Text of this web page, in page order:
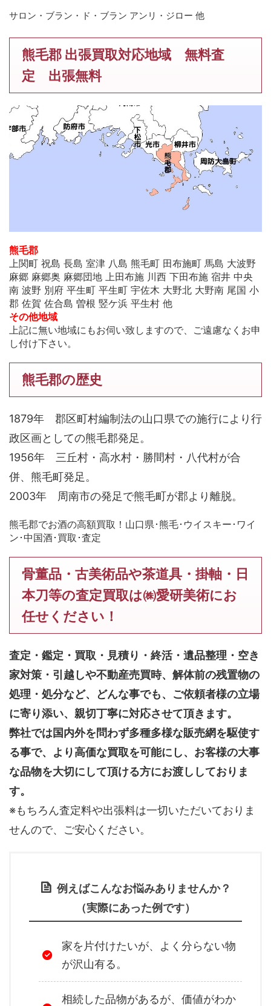
サロン・ブラン・ド・ブラン アンリ・ジロー 他
熊毛郡 出張買取対応地域 無料査
定 出張無料
熊毛郡
上関町 祝島 長島 室津 八島 熊毛町 田布施町 馬島 大波野
麻郷 麻郷奥 麻郷団地 上田布施 川西 下田布施 宿井 中央
南 波野 別府 平生町 平生町 宇佐木 大野北 大野南 尾国 小
郡 佐賀 佐合島 曽根 竪ケ浜 平生村 他
その他地域
上記に無い地域にもお伺い致しますので、ご遠慮なくお申
し付け下さい。
熊毛郡の歴史
1879年 郡区町村編制法の山口県での施行により行
政区画としての熊毛郡発足。
1956年 三丘村・高水村・勝間村・八代村が合
併、熊毛町発足。
2003年 周南市の発足で熊毛町が郡より離脱。
熊毛郡でお酒の高額買取！山口県･熊毛･ウイスキー･ワイ
ン･中国酒･買取･査定
骨董品・古美術品や茶道具・掛軸・日
本刀等の査定買取は㈱愛研美術にお
任せください！
査定・鑑定・買取・見積り・終活・遺品整理・空き
家対策・引越しや不動産売買時、解体前の残置物の
処理・処分など、どんな事でも、 ご依頼者様の立場
に寄り添い、親切丁寧に対応させて頂きます。
弊社では国内外を問わず多種多様な販売網を駆使す
る事で、より高価な買取を可能にし、お客様の大事
な品物を大切にして頂ける方にお渡ししておりま
す。
※もちろん査定料や出張料は一切いただいておりま
せんので、ご安心ください。
例えばこんなお悩みありませんか？
（実際にあった例です）
家を片付けたいが、よく分らない物
が沢山有る。
相続した品物があるが、価値がわか